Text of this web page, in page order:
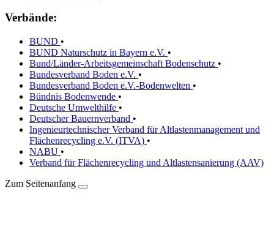
Verbände:
BUND •
BUND Naturschutz in Bayern e.V. •
Bund/Länder-Arbeitsgemeinschaft Bodenschutz •
Bundesverband Boden e.V. •
Bundesverband Boden e.V.-Bodenwelten •
Bündnis Bodenwende •
Deutsche Umwelthilfe •
Deutscher Bauernverband •
Ingenieurtechnischer Verband für Altlastenmanagement und
Flächenrecycling e.V. (ITVA) •
NABU •
Verband für Flächenrecycling und Altlastensanierung (AAV)
Zum Seitenanfang